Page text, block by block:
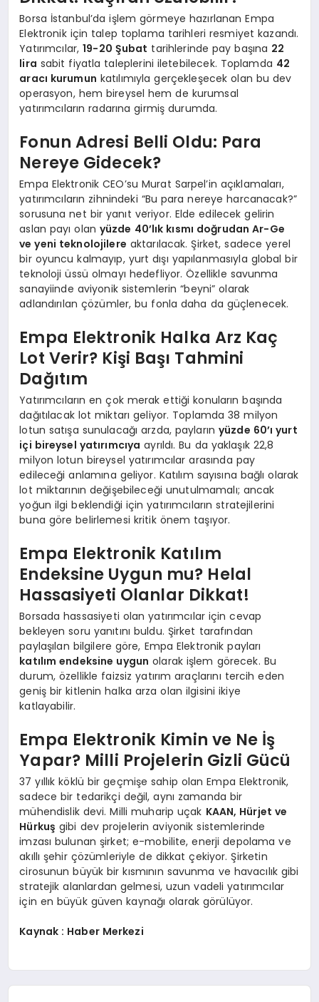
Borsa İstanbul’da işlem görmeye hazırlanan Empa
Elektronik için talep toplama tarihleri resmiyet kazandı.
Yatırımcılar,19-20 Şubat tarihlerinde pay başına 22
lira sabit fiyatla taleplerini iletebilecek. Toplamda 42
aracı kurumun katılımıyla gerçekleşecek olan bu dev
operasyon, hem bireysel hem de kurumsal
yatırımcıların radarına girmiş durumda.
Fonun Adresi Belli Oldu: Para
Nereye Gidecek?
Empa Elektronik CEO’su Murat Sarpel’in açıklamaları,
yatırımcıların zihnindeki “Bu para nereye harcanacak?”
sorusuna net bir yanıt veriyor. Elde edilecek gelirin
aslan payı olan yüzde 40’lık kısmı doğrudan Ar-Ge
ve yeni teknolojilere aktarılacak. Şirket, sadece yerel
bir oyuncu kalmayıp, yurt dışı yapılanmasıyla global bir
teknoloji üssü olmayı hedefliyor. Özellikle savunma
sanayiinde aviyonik sistemlerin “beyni” olarak
adlandırılan çözümler, bu fonla daha da güçlenecek.
Empa Elektronik Halka Arz Kaç
Lot Verir? Kişi Başı Tahmini
Dağıtım
Yatırımcıların en çok merak ettiği konuların başında
dağıtılacak lot miktarı geliyor. Toplamda 38 milyon
lotun satışa sunulacağı arzda, payların yüzde 60’ı yurt
içi bireysel yatırımcıya ayrıldı. Bu da yaklaşık 22,8
milyon lotun bireysel yatırımcılar arasında pay
edileceği anlamına geliyor. Katılım sayısına bağlı olarak
lot miktarının değişebileceği unutulmamalı; ancak
yoğun ilgi beklendiği için yatırımcıların stratejilerini
buna göre belirlemesi kritik önem taşıyor.
Empa Elektronik Katılım
Endeksine Uygun mu? Helal
Hassasiyeti Olanlar Dikkat!
Borsada hassasiyeti olan yatırımcılar için cevap
bekleyen soru yanıtını buldu. Şirket tarafından
paylaşılan bilgilere göre, Empa Elektronik payları
katılım endeksine uygun olarak işlem görecek. Bu
durum, özellikle faizsiz yatırım araçlarını tercih eden
geniş bir kitlenin halka arza olan ilgisini ikiye
katlayabilir.
Empa Elektronik Kimin ve Ne İş
Yapar? Milli Projelerin Gizli Gücü
37 yıllık köklü bir geçmişe sahip olan Empa Elektronik,
sadece bir tedarikçi değil, aynı zamanda bir
mühendislik devi. Milli muharip uçak KAAN, Hürjet ve
Hürkuş gibi dev projelerin aviyonik sistemlerinde
imzası bulunan şirket; e-mobilite, enerji depolama ve
akıllı şehir çözümleriyle de dikkat çekiyor. Şirketin
cirosunun büyük bir kısmının savunma ve havacılık gibi
stratejik alanlardan gelmesi, uzun vadeli yatırımcılar
için en büyük güven kaynağı olarak görülüyor.
Kaynak : Haber Merkezi